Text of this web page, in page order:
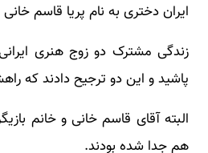
ایران دختری به نام پریا قاسم
زندگی مشترک دو زوج هنری
پاشید و این دو ترجیح دادند که
البته آقای قاسم خانی و خانم
هم جدا شده بودند.